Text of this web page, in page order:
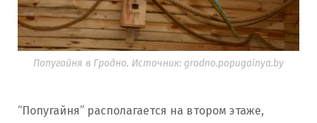
Попугайня в Гродно. Источник: grodno.popugainya.by
“Попугайня” располагается на втором этаже,